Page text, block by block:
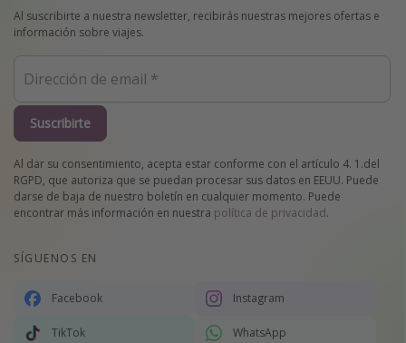
Al suscribirte a nuestra newsletter, recibirás nuestras mejores ofertas e
información sobre viajes.
Suscribirte
Al dar su consentimiento, acepta estar conforme con el artículo 4. 1.del
RGPD, que autoriza que se puedan procesar sus datos en EEUU. Puede
darse de baja de nuestro boletín en cualquier momento. Puede
encontrar más información en nuestra política de privacidad.
SÍGUENOS EN
Facebook Instagram
TikTok WhatsApp